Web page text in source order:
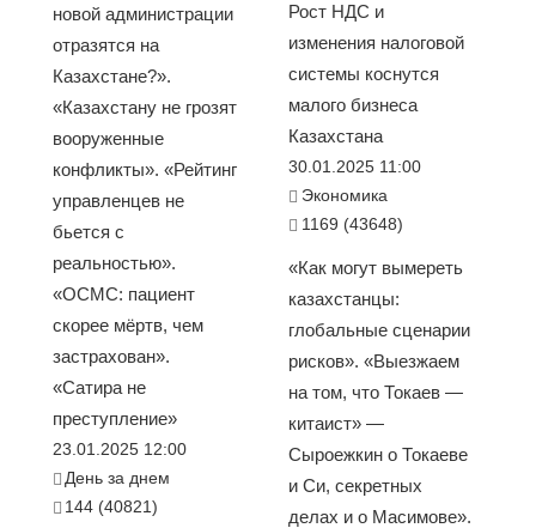
новой администрации
отразятся на
Казахстане?».
«Казахстану не грозят
вооруженные
конфликты». «Рейтинг
управленцев не
бьется с
реальностью».
«ОСМС: пациент
скорее мёртв, чем
застрахован».
«Сатира не
преступление»
23.01.2025 12:00
День за днем
144 (40821)
Рост НДС и
изменения налоговой
системы коснутся
малого бизнеса
Казахстана
30.01.2025 11:00
Экономика
1169 (43648)
«Как могут вымереть
казахстанцы:
глобальные сценарии
рисков». «Выезжаем
на том, что Токаев —
китаист» —
Сыроежкин о Токаеве
и Си, секретных
делах и о Масимове».